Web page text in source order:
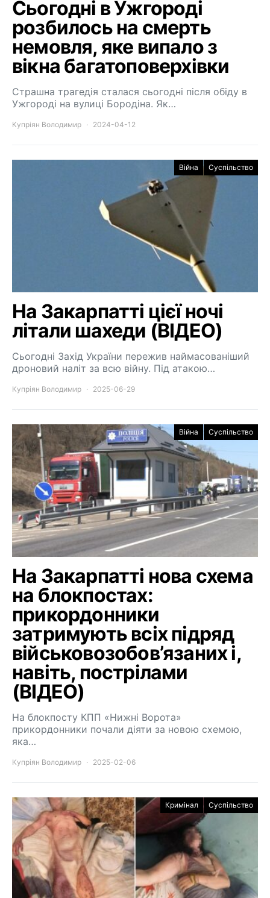
Сьогодні в Ужгороді
розбилось на смерть
немовля, яке випало з
вікна багатоповерхівки
Страшна трагедія сталася сьогодні після обіду в
Ужгороді на вулиці Бородіна. Як…
Купріян Володимир 2024-04-12
Війна Суспільство
На Закарпатті цієї ночі
літали шахеди (ВІДЕО)
Сьогодні Захід України пережив наймасованіший
дроновий наліт за всю війну. Під атакою…
Купріян Володимир 2025-06-29
Війна Суспільство
На Закарпатті нова схема
на блокпостах:
прикордонники
затримують всіх підряд
військовозобов’язаних і,
навіть, пострілами
(ВІДЕО)
На блокпосту КПП «Нижні Ворота»
прикордонники почали діяти за новою схемою,
яка…
Купріян Володимир 2025-02-06
Кримінал Суспільство